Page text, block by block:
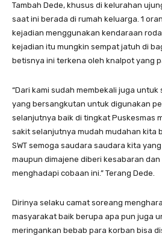
Tambah Dede, khusus di kelurahan
saat ini berada di rumah keluarga. 1
kejadian menggunakan kendaraan
kejadian itu mungkin sempat jatuh di
betisnya ini terkena oleh knalpot yang
“Dari kami sudah membekali juga
yang bersangkutan untuk digunakan
selanjutnya baik di tingkat Puskesmas
sakit selanjutnya mudah mudahan kita
SWT semoga saudara saudara kita
maupun dimajene diberi kesabaran
menghadapi cobaan ini.” Terang Dede.
Dirinya selaku camat soreang
masyarakat baik berupa apa pun juga
meringankan bebab para korban bisa